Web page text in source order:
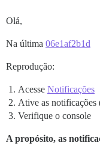
Olá,
Na última 06e1af2b1d
Reprodução:
Acesse Notificações
Ative as notificações
Verifique o console
A propósito, as